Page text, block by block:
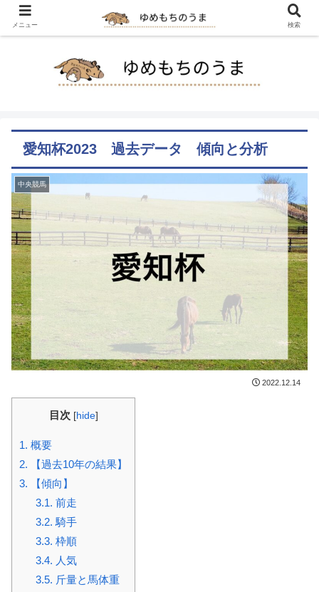
愛知杯2023 過去データ 傾向と分析
中央競馬
2022.12.14
目次 [hide]
1. 概要
2. 【過去10年の結果】
3. 【傾向】
3.1. 前走
3.2. 騎手
3.3. 枠順
3.4. 人気
3.5. 斤量と馬体重
メニュー 検索